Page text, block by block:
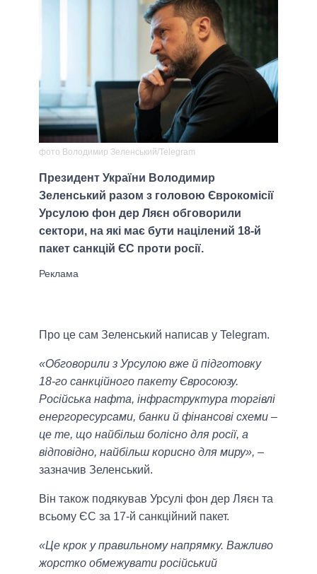
фото Володимир Зеленський/Telegram
Президент України Володимир
Зеленський разом з головою Єврокомісії
Урсулою фон дер Ляєн обговорили
сектори, на які має бути націлений 18-й
пакет санкцій ЄС проти росії.
Про це сам Зеленський написав у Telegram.
«Обговорили з Урсулою вже й підготовку
18-го санкційного пакету Євросоюзу.
Російська нафта, інфраструктура торгівлі
енергоресурсами, банки й фінансові схеми –
це те, що найбільш болісно для росії, а
відповідно, найбільш корисно для миру», –
зазначив Зеленський.
Він також подякував Урсулі фон дер Ляєн та
всьому ЄС за 17-й санкційний пакет.
«Це крок у правильному напрямку. Важливо
жорстко обмежувати російський